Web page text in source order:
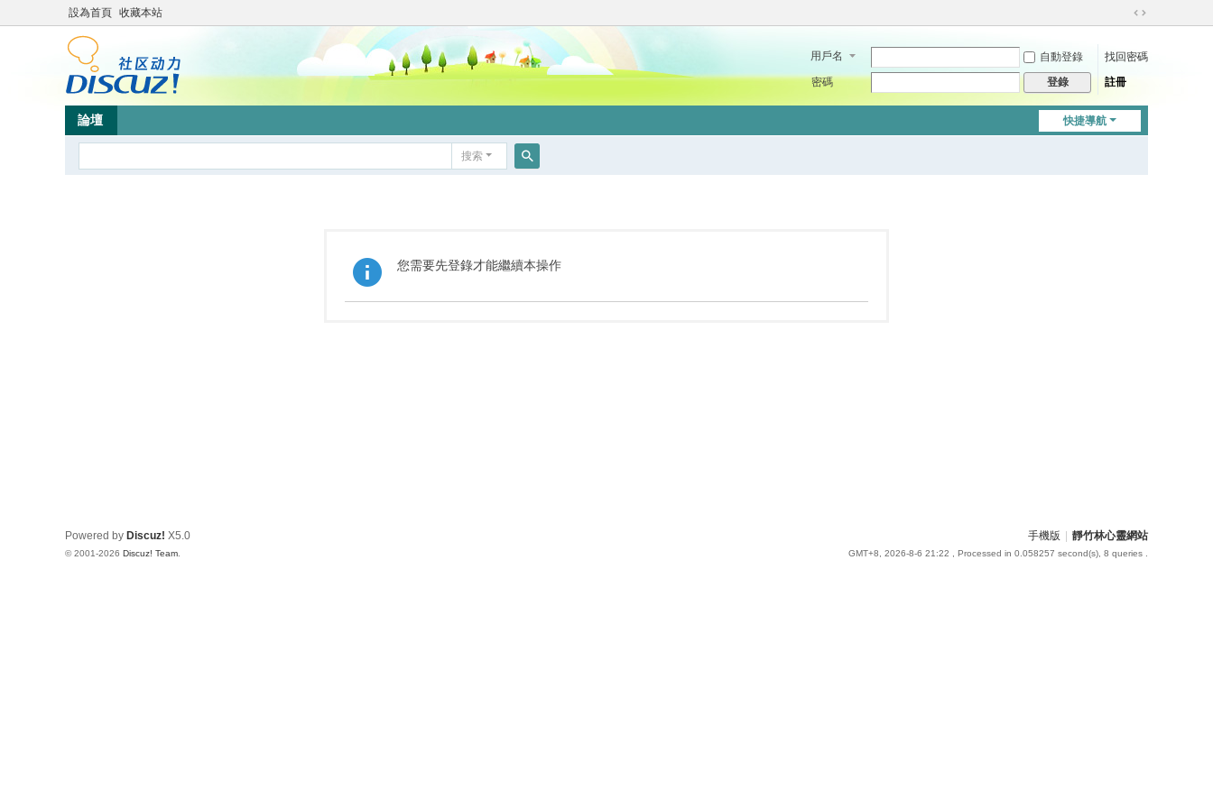
設為首頁 收藏本站
切
到
用戶名 自動登錄
找回密碼
密碼
登錄 註冊
快捷導航
論壇
搜索
您需要先登錄才能繼續本操作
手機版 靜竹林心靈網站
GMT+8, 2026-8-6 21:22 , Processed in 0.058257 second(s), 8 queries .
Powered by Discuz! X5.0
© 2001-2026 Discuz! Team